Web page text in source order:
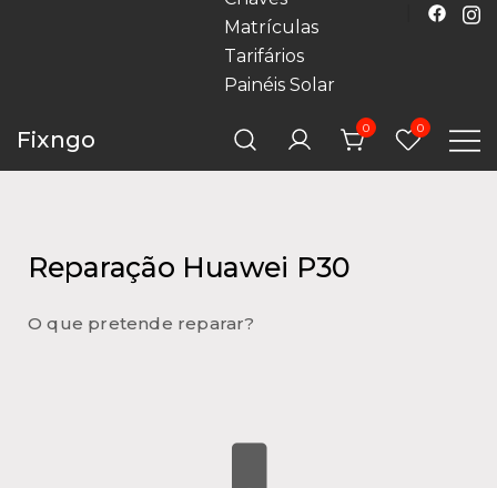
Matrículas
Tarifários
Painéis Solar
Fixngo 0 0
Reparação Huawei P30
O que pretende reparar?